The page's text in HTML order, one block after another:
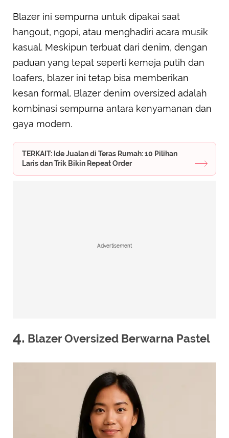
Blazer ini sempurna untuk dipakai saat
hangout, ngopi, atau menghadiri acara musik
kasual. Meskipun terbuat dari denim, dengan
paduan yang tepat seperti kemeja putih dan
loafers, blazer ini tetap bisa memberikan
kesan formal. Blazer denim oversized adalah
kombinasi sempurna antara kenyamanan dan
gaya modern.
TERKAIT: Ide Jualan di Teras Rumah: 10 Pilihan
Laris dan Trik Bikin Repeat Order
Advertisement
4. Blazer Oversized Berwarna Pastel